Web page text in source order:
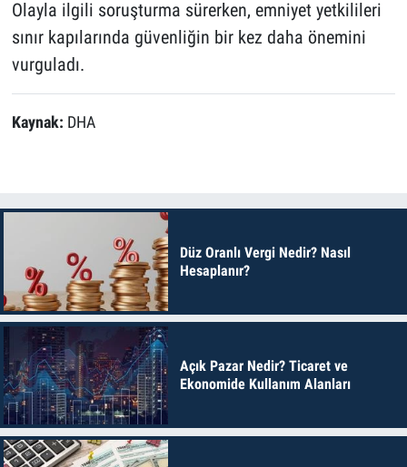
Olayla ilgili soruşturma sürerken, emniyet yetkilileri
sınır kapılarında güvenliğin bir kez daha önemini
vurguladı.
Kaynak: DHA
Düz Oranlı Vergi Nedir? Nasıl
Hesaplanır?
Açık Pazar Nedir? Ticaret ve
Ekonomide Kullanım Alanları